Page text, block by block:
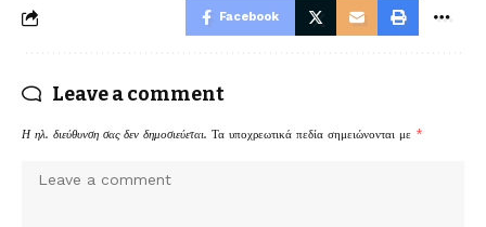
Facebook
Leave a comment
Η ηλ. διεύθυνση σας δεν δημοσιεύεται. Τα υποχρεωτικά πεδία σημειώνονται με *